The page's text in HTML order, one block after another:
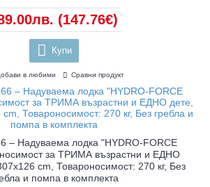
(147.76€)
Купи
в любими Сравни продукт
– Надуваема лодка "HYDRO-FORCE
за ТРИМА възрастни и ЕДНО
cm, Товароносимост: 270 кг, Без
и помпа в комплекта